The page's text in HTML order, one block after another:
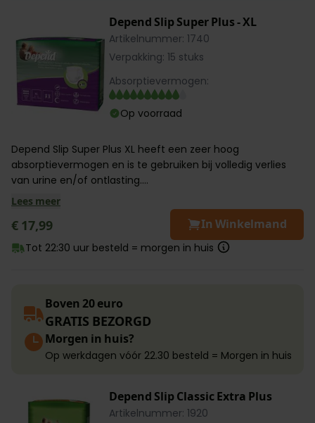
Depend Slip Super Plus - XL
Artikelnummer: 1740
Verpakking: 15 stuks
Absorptievermogen:
Op voorraad
Depend Slip Super Plus XL heeft een zeer hoog
absorptievermogen en is te gebruiken bij volledig verlies
van urine en/of ontlasting....
Lees meer
€ 17,99 In Winkelmand
Tot 22:30 uur besteld = morgen in huis
Boven 20 euro
GRATIS BEZORGD
Morgen in huis?
Op werkdagen vóór 22.30 besteld = Morgen in huis
Depend Slip Classic Extra Plus
Artikelnummer: 1920